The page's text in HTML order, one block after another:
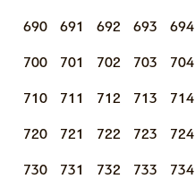
690 691 692 693 694
700 701 702 703 704
710 711 712 713 714
720 721 722 723 724
730 731 732 733 734